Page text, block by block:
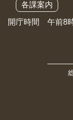
各課案内
開庁時間 午前8